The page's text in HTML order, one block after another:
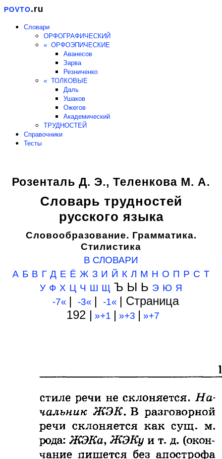
POVTO.ru
Словари
ОРФОГРАФИЧЕСКИЙ
« ОРФОЭПИЧЕСКИЕ
Аванесов
Зарва
Резниченко
« ТОЛКОВЫЕ
Даль
Ушаков
Ожегов
Академический
ТРУДНОСТЕЙ
Справочники
Тесты
Розенталь Д. Э., Теленкова М. А.
Словарь трудностей
русского языка
Словообразование. Грамматика.
Стилистика
В СЛОВАРИ
А Б В Г Д Е Ё Ж З И Й К Л М Н О П Р С Т
У Ф Х Ц Ч Ш Щ Ъ Ы Ь Э Ю Я
-7« | -3« | -1« | Cтраница
192 | »+1 | »+3 | »+7